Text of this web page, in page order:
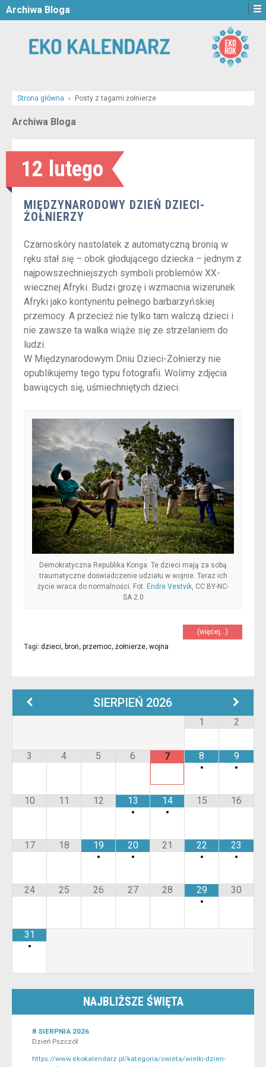
Archiwa Bloga
Strona główna › Posty z tagami żołnierze
Archiwa Bloga
12 lutego
MIĘDZYNARODOWY DZIEŃ DZIECI-
ŻOŁNIERZY
Czarnoskóry nastolatek z automatyczną bronią w
ręku stał się – obok głodującego dziecka – jednym z
najpowszechniejszych symboli problemów XX-
wiecznej Afryki. Budzi grozę i wzmacnia wizerunek
Afryki jako kontynentu pełnego barbarzyńskiej
przemocy. A przecież nie tylko tam walczą dzieci i
nie zawsze ta walka wiąże się ze strzelaniem do
ludzi.
W Międzynarodowym Dniu Dzieci-Żołnierzy nie
opublikujemy tego typu fotografii. Wolimy zdjęcia
bawiących się, uśmiechniętych dzieci.
Demokratyczna Republika Konga. Te dzieci mają za sobą
traumatyczne doświadczenie udziału w wojnie. Teraz ich
życie wraca do normalności. Fot. Endre Vestvik, CC BY-NC-
SA 2.0
(więcej…)
Tagi: dzieci, broń, przemoc, żołnierze, wojna
SIERPIEŃ 2026
1 2
3 4 5 6 7
8
•
9
•
10 11 12
13
•
14
•
15 16
17 18
19
•
20
•
21
22
•
23
•
24 25 26 27 28
29
•
30
31
•
NAJBLIŻSZE ŚWIĘTA
8 SIERPNIA 2026
Dzień Pszczół
https://www.ekokalendarz.pl/kategoria/swieta/wielki-dzien-